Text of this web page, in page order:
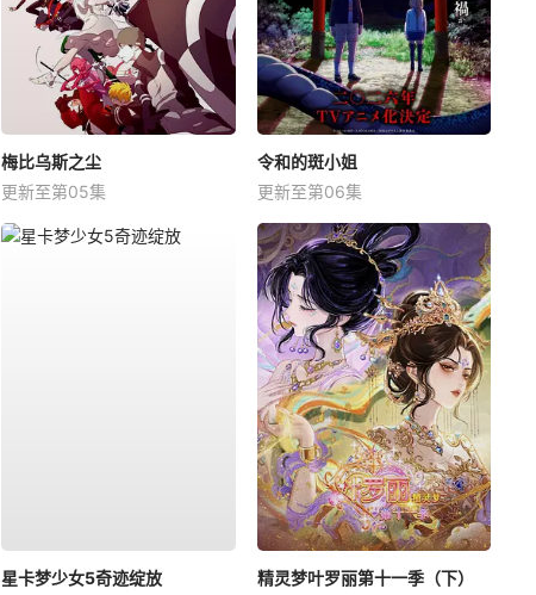
梅比乌斯之尘
更新至第05集
令和的斑小姐
更新至第06集
星卡梦少女5奇迹绽放
精灵梦叶罗丽第十一季（下）